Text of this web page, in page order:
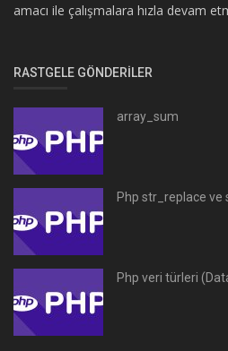
amacı ile çalışmalara hızla devam
RASTGELE GÖNDERILER
array_sum
Php str_replace ve
Php veri türleri